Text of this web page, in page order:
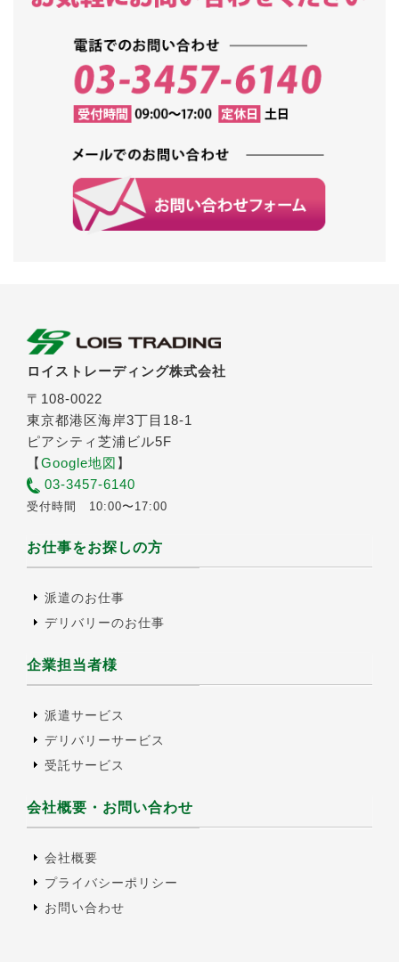
ロイストレーディング株式会社
〒108-0022
東京都港区海岸3丁目18-1
ピアシティ芝浦ビル5F
【 Google地図 】
03-3457-6140
受付時間 10:00〜17:00
お仕事をお探しの方
派遣のお仕事
デリバリーのお仕事
企業担当者様
派遣サービス
デリバリーサービス
受託サービス
会社概要・お問い合わせ
会社概要
プライバシーポリシー
お問い合わせ